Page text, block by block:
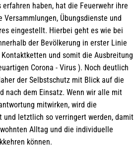
haben, hat die Feuerwehr ihre
Übungsdienste und
eingestellt. Hierbei geht es wie bei
der Bevölkerung in erster Linie
und somit die Ausbreitung
Corona - Virus ). Noch deutlich
der Selbstschutz mit Blick auf die
nach dem Einsatz. Wenn wir alle mit
mitwirken, wird die
und letztlich so verringert werden, damit
Alltag und die individuelle
können.